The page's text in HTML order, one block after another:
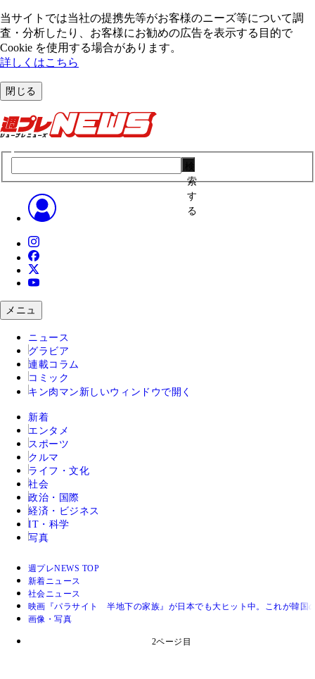
当サイトでは当社の提携先等がお客様のニーズ等について調
査・分析したり、お客様にお勧めの広告を表⽰する⽬的で
Cookie を使⽤する場合があります。
詳しくはこちら
閉じる
索
す
る
メニュ
ニュース
グラビア
連載コラム
コミック
キン肉マン 新しいウィンドウで開く
新着
エンタメ
スポーツ
クルマ
ライフ・文化
社会
政治・国際
経済・ビジネス
IT・科学
写真
週プレNEWS TOP
新着ニュース
社会ニュース
映画『パラサイト 半地下の家族』が日本でも大ヒット中。これが韓国
画像・写真
2ページ目